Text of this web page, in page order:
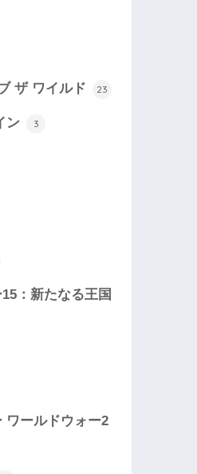
ザ ワイルド 23
ン 3
：新たなる王国
ワールドウォー2